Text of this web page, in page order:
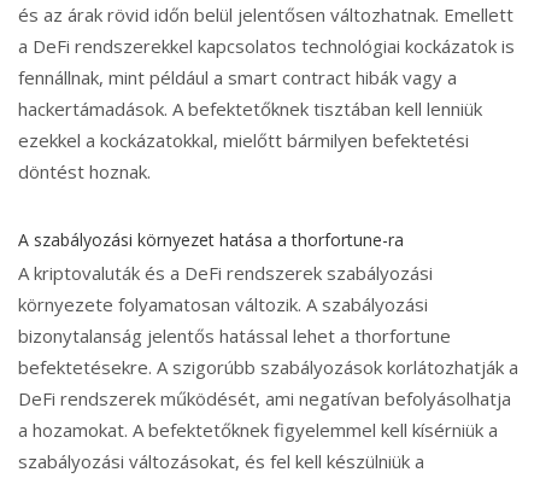
és az árak rövid időn belül jelentősen változhatnak. Emellett
a DeFi rendszerekkel kapcsolatos technológiai kockázatok is
fennállnak, mint például a smart contract hibák vagy a
hackertámadások. A befektetőknek tisztában kell lenniük
ezekkel a kockázatokkal, mielőtt bármilyen befektetési
döntést hoznak.
A szabályozási környezet hatása a thorfortune-ra
A kriptovaluták és a DeFi rendszerek szabályozási
környezete folyamatosan változik. A szabályozási
bizonytalanság jelentős hatással lehet a thorfortune
befektetésekre. A szigorúbb szabályozások korlátozhatják a
DeFi rendszerek működését, ami negatívan befolyásolhatja
a hozamokat. A befektetőknek figyelemmel kell kísérniük a
szabályozási változásokat, és fel kell készülniük a